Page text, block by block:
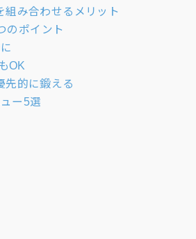
組み合わせるメリット
のポイント
OK
先的に鍛える
ー5選